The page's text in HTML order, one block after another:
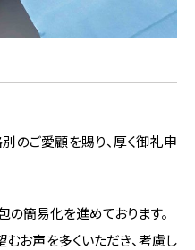
のご愛顧を賜り、厚く御礼申
の簡易化を進めております。
むお声を多くいただき、考慮し